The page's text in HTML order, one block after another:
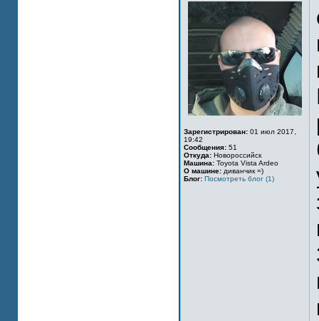
Зарегистрирован: 01 июл 2017,
19:42
Сообщения: 51
Откуда: Новороссийск
Машина: Toyota Vista Ardeo
О машине: диванчик =)
Блог: Посмотреть блог (1)